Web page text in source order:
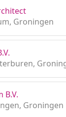
Groningen
B.V.
Groningen